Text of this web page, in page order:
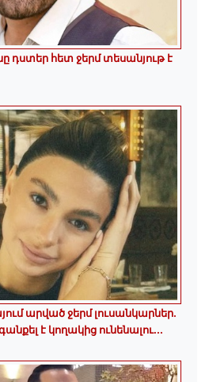
դստեր հետ ջերմ տեսանյութ է
արված ջերմ լուսանկարներ.
է կողակից ունենալու...